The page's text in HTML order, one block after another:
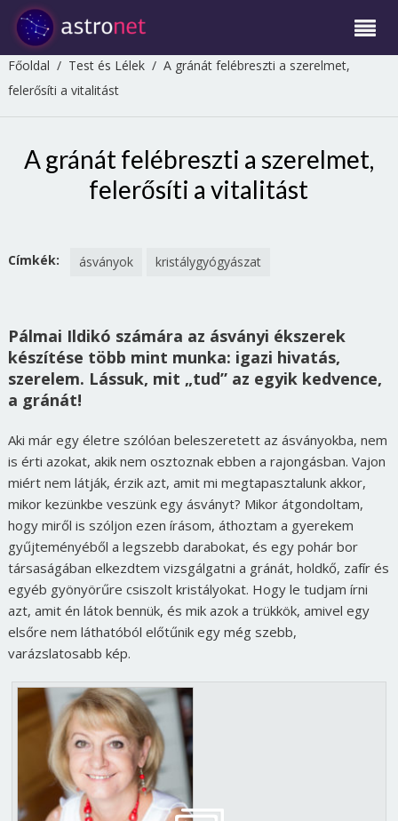
Főoldal / Test és Lélek/ A gránát felébreszti a szerelmet,
felerősíti a vitalitást
A gránát felébreszti a szerelmet,
felerősíti a vitalitást
Címkék: ásványok kristálygyógyászat
Pálmai Ildikó számára az ásványi ékszerek
készítése több mint munka: igazi hivatás,
szerelem. Lássuk, mit „tud” az egyik kedvence,
a gránát!
Aki már egy életre szólóan beleszeretett az ásványokba, nem
is érti azokat, akik nem osztoznak ebben a rajongásban. Vajon
miért nem látják, érzik azt, amit mi megtapasztalunk akkor,
mikor kezünkbe veszünk egy ásványt? Mikor átgondoltam,
hogy miről is szóljon ezen írásom, áthoztam a gyerekem
gyűjteményéből a legszebb darabokat, és egy pohár bor
társaságában elkezdtem vizsgálgatni a gránát, holdkő, zafír és
egyéb gyönyörűre csiszolt kristályokat. Hogy le tudjam írni
azt, amit én látok bennük, és mik azok a trükkök, amivel egy
elsőre nem láthatóból előtűnik egy még szebb,
varázslatosabb kép.